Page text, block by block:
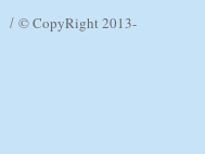
© CopyRight 2013-